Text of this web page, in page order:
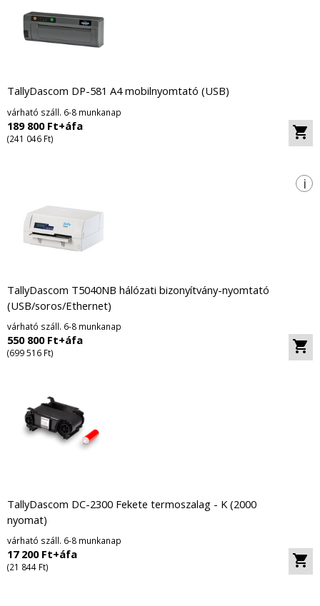
TallyDascom DP-581 A4 mobilnyomtató (USB)
várható száll. 6-8 munkanap
189 800 Ft+áfa
(241 046 Ft)
i
TallyDascom T5040NB hálózati bizonyítvány-nyomtató
(USB/soros/Ethernet)
várható száll. 6-8 munkanap
550 800 Ft+áfa
(699 516 Ft)
TallyDascom DC-2300 Fekete termoszalag - K (2000
nyomat)
várható száll. 6-8 munkanap
17 200 Ft+áfa
(21 844 Ft)